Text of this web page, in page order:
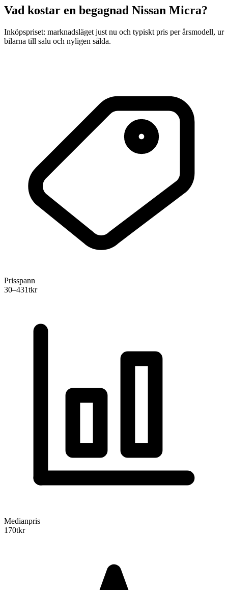
Vad kostar en begagnad Nissan Micra?
Inköpspriset: marknadsläget just nu och typiskt pris per årsmodell, ur
bilarna till salu och nyligen sålda.
Prisspann
30–431tkr
Medianpris
170tkr